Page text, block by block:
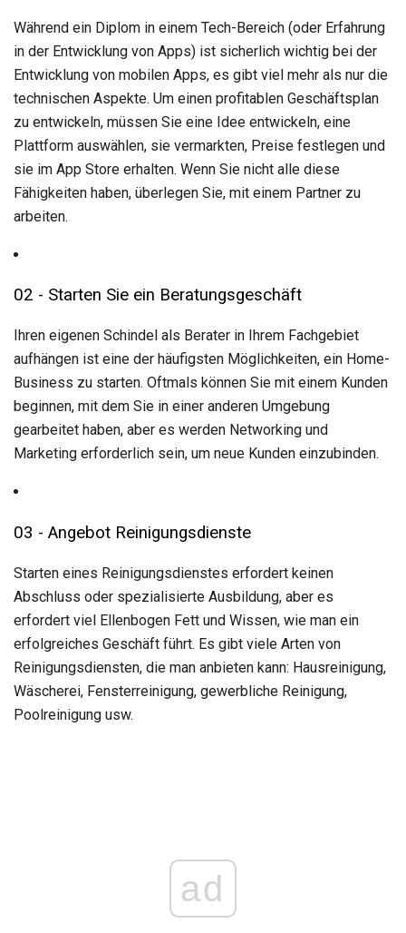
Während ein Diplom in einem Tech-Bereich (oder Erfahrung
in der Entwicklung von Apps) ist sicherlich wichtig bei der
Entwicklung von mobilen Apps, es gibt viel mehr als nur die
technischen Aspekte. Um einen profitablen Geschäftsplan
zu entwickeln, müssen Sie eine Idee entwickeln, eine
Plattform auswählen, sie vermarkten, Preise festlegen und
sie im App Store erhalten. Wenn Sie nicht alle diese
Fähigkeiten haben, überlegen Sie, mit einem Partner zu
arbeiten.
02 - Starten Sie ein Beratungsgeschäft
Ihren eigenen Schindel als Berater in Ihrem Fachgebiet
aufhängen ist eine der häufigsten Möglichkeiten, ein Home-
Business zu starten. Oftmals können Sie mit einem Kunden
beginnen, mit dem Sie in einer anderen Umgebung
gearbeitet haben, aber es werden Networking und
Marketing erforderlich sein, um neue Kunden einzubinden.
03 - Angebot Reinigungsdienste
Starten eines Reinigungsdienstes erfordert keinen
Abschluss oder spezialisierte Ausbildung, aber es
erfordert viel Ellenbogen Fett und Wissen, wie man ein
erfolgreiches Geschäft führt. Es gibt viele Arten von
Reinigungsdiensten, die man anbieten kann: Hausreinigung,
Wäscherei, Fensterreinigung, gewerbliche Reinigung,
Poolreinigung usw.
ad